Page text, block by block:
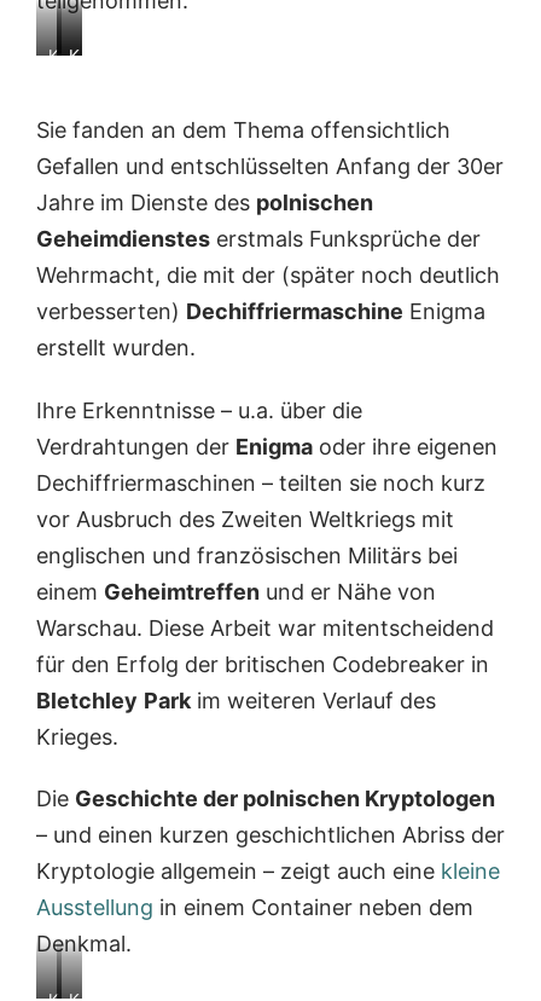
K
p
o
l
g
e
-
D
k
m
l
I
K
p
t
o
l
g
e
-
D
k
m
l
I
K
p
t
o
l
g
e
-
D
k
m
l
I
I
Sie fanden an dem Thema offensichtlich
Gefallen und entschlüsselten Anfang der 30er
Jahre im Dienste des polnischen
Geheimdienstes erstmals Funksprüche der
Wehrmacht, die mit der (später noch deutlich
verbesserten) Dechiffriermaschine Enigma
erstellt wurden.
Ihre Erkenntnisse – u.a. über die
Verdrahtungen der Enigma oder ihre eigenen
Dechiffriermaschinen – teilten sie noch kurz
vor Ausbruch des Zweiten Weltkriegs mit
englischen und französischen Militärs bei
einem Geheimtreffen und er Nähe von
Warschau. Diese Arbeit war mitentscheidend
für den Erfolg der britischen Codebreaker in
Bletchley Park im weiteren Verlauf des
Krieges.
Die Geschichte der polnischen Kryptologen
– und einen kurzen geschichtlichen Abriss der
Kryptologie allgemein – zeigt auch eine kleine
Ausstellung in einem Container neben dem
Denkmal.